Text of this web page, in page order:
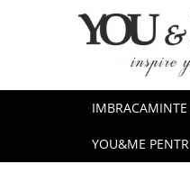
Imbracaminte de dama
Geci si jachete
Accesorii de dama
Coliere si brose
YOU&ME